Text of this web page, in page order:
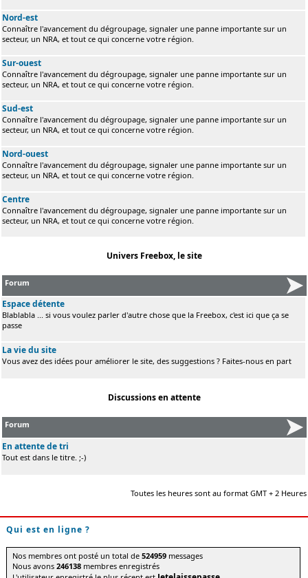
Nord-est
Connaître l'avancement du dégroupage, signaler une panne importante sur un
secteur, un NRA, et tout ce qui concerne votre région.
Sur-ouest
Connaître l'avancement du dégroupage, signaler une panne importante sur un
secteur, un NRA, et tout ce qui concerne votre région.
Sud-est
Connaître l'avancement du dégroupage, signaler une panne importante sur un
secteur, un NRA, et tout ce qui concerne votre région.
Nord-ouest
Connaître l'avancement du dégroupage, signaler une panne importante sur un
secteur, un NRA, et tout ce qui concerne votre région.
Centre
Connaître l'avancement du dégroupage, signaler une panne importante sur un
secteur, un NRA, et tout ce qui concerne votre région.
Univers Freebox, le site
Forum
Espace détente
Blablabla ... si vous voulez parler d'autre chose que la Freebox, c'est ici que ça se
passe
La vie du site
Vous avez des idées pour améliorer le site, des suggestions ? Faites-nous en part
Discussions en attente
Forum
En attente de tri
Tout est dans le titre. ;-)
Toutes les heures sont au format GMT + 2 Heures
Qui est en ligne ?
Nos membres ont posté un total de524959 messages
Nous avons246138 membres enregistrés